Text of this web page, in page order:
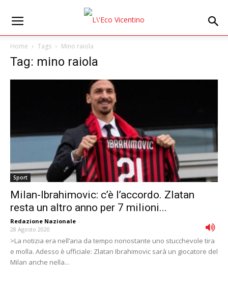
Home Tags Mino raiola
Tag: mino raiola
Sport
Milan-Ibrahimovic: c’è l’accordo. Zlatan
resta un altro anno per 7 milioni...
Redazione Nazionale -
28 Agosto 2020
>La notizia era nell’aria da tempo nonostante uno stucchevole tira
e molla. Adesso è ufficiale: Zlatan Ibrahimovic sarà un giocatore del
Milan anche nella...